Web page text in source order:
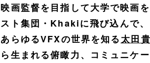
映画監督を目指して大学で映画
スト集団・Khakiに飛び込んで
あらゆるVFXの世界を知る太田
ら生まれる俯瞰力、コミュニケ